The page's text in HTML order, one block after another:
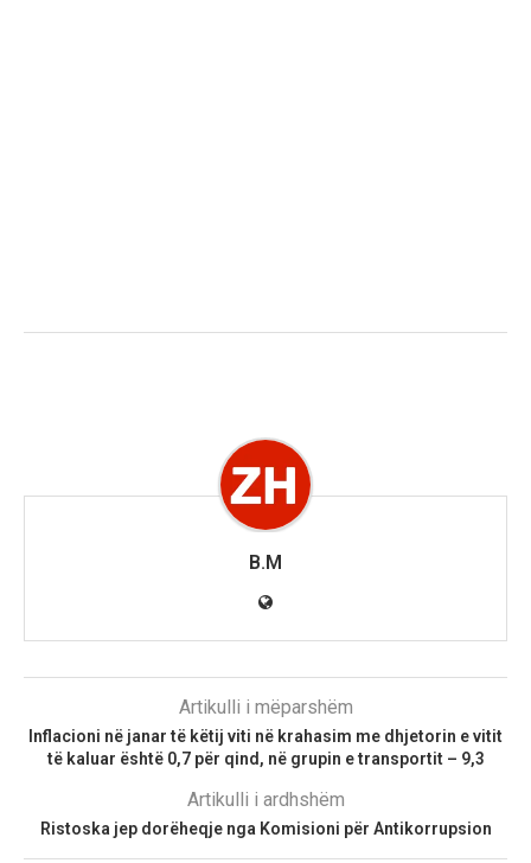
B.M
Artikulli i mëparshëm
Inflacioni në janar të këtij viti në krahasim me dhjetorin e vitit
të kaluar është 0,7 për qind, në grupin e transportit – 9,3
Artikulli i ardhshëm
Ristoska jep dorëheqje nga Komisioni për Antikorrupsion